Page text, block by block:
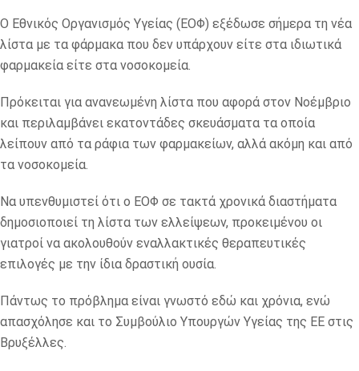
Ο Εθνικός Οργανισμός Υγείας (ΕΟΦ) εξέδωσε σήμερα τη νέα
λίστα με τα φάρμακα που δεν υπάρχουν είτε στα ιδιωτικά
φαρμακεία είτε στα νοσοκομεία.
Πρόκειται για ανανεωμένη λίστα που αφορά στον Νοέμβριο
και περιλαμβάνει εκατοντάδες σκευάσματα τα οποία
λείπουν από τα ράφια των φαρμακείων, αλλά ακόμη και από
τα νοσοκομεία.
Να υπενθυμιστεί ότι ο ΕΟΦ σε τακτά χρονικά διαστήματα
δημοσιοποιεί τη λίστα των ελλείψεων, προκειμένου οι
γιατροί να ακολουθούν εναλλακτικές θεραπευτικές
επιλογές με την ίδια δραστική ουσία.
Πάντως το πρόβλημα είναι γνωστό εδώ και χρόνια, ενώ
απασχόλησε και το Συμβούλιο Υπουργών Υγείας της ΕΕ στις
Βρυξέλλες.